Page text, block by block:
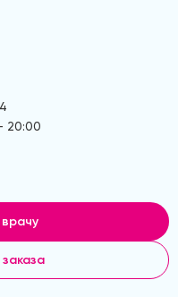
20:00